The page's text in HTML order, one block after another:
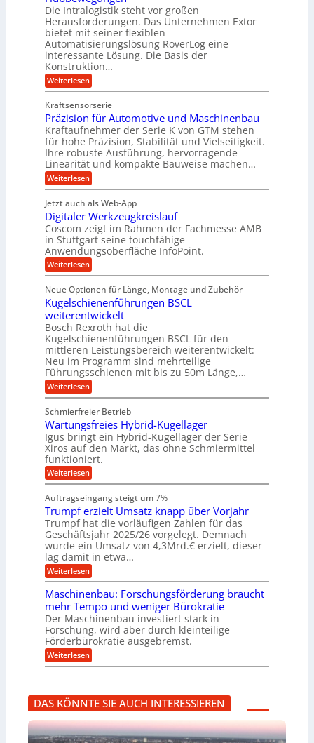
i
m
V
e
r
g
l
e
c
h
K
u
g
e
l
g
e
w
n
d
e
t
r
i
e
b
e
f
ü
r
r
a
u
e
U
m
g
e
b
u
n
g
e
n
t
U
m
s
a
t
z
u
n
d
A
u
f
t
g
s
e
i
n
g
a
n
g
h
e
n
a
u
c
h
i
n
Z
e
e
n
v
o
n
K
I
w
i
c
h
t
i
g
e
a
l
s
M
a
s
c
h
i
n
e
n
Die Intralogistik steht vor großen
Herausforderungen. Das Unternehmen Extor
bietet mit seiner flexiblen
Automatisierungslösung RoverLog eine
interessante Lösung. Die Basis der
Konstruktion…
Weiterlesen:
Z
h
n
s
t
a
n
g
e
n
e
t
r
i
e
b
e
f
r
p
r
ä
z
i
s
e
H
u
b
e
w
e
g
u
n
g
e
Kraftsensorserie
Präzision für Automotive und Maschinenbau
Kraftaufnehmer der Serie K von GTM stehen
für hohe Präzision, Stabilität und Vielseitigkeit.
Ihre robuste Ausführung, hervorragende
Linearität und kompakte Bauweise machen…
Weiterlesen:
P
ä
z
i
s
i
o
n
f
r
A
u
t
o
m
o
t
i
v
e
n
d
M
a
s
c
h
i
e
n
b
a
u
Jetzt auch als Web-App
Digitaler Werkzeugkreislauf
Coscom zeigt im Rahmen der Fachmesse AMB
in Stuttgart seine touchfähige
Anwendungsoberfläche InfoPoint.
Weiterlesen:
D
g
i
t
a
l
e
r
W
e
r
k
z
e
u
g
k
r
e
i
s
a
u
f
Neue Optionen für Länge, Montage und Zubehör
Kugelschienenführungen BSCL
weiterentwickelt
Bosch Rexroth hat die
Kugelschienenführungen BSCL für den
mittleren Leistungsbereich weiterentwickelt:
Neu im Programm sind mehrteilige
Führungsschienen mit bis zu 50m Länge,…
Weiterlesen:
K
g
e
l
s
c
h
i
e
e
n
f
ü
h
r
u
n
g
e
B
S
C
L
w
e
i
r
e
n
t
w
Schmierfreier Betrieb
Wartungsfreies Hybrid-Kugellager
Igus bringt ein Hybrid-Kugellager der Serie
Xiros auf den Markt, das ohne Schmiermittel
funktioniert.
Weiterlesen:
W
r
t
u
n
g
s
r
e
i
e
s
H
y
b
r
i
d
u
g
e
l
l
Auftragseingang steigt um 7%
Trumpf erzielt Umsatz knapp über Vorjahr
Trumpf hat die vorläufigen Zahlen für das
Geschäftsjahr 2025/26 vorgelegt. Demnach
wurde ein Umsatz von 4,3Mrd.€ erzielt, dieser
lag damit in etwa…
Weiterlesen:
T
u
m
p
f
e
r
z
i
t
U
s
a
Maschinenbau: Forschungsförderung braucht
mehr Tempo und weniger Bürokratie
Der Maschinenbau investiert stark in
Forschung, wird aber durch kleinteilige
Förderbürokratie ausgebremst.
Weiterlesen:
M
c
h
i
n
e
DAS KÖNNTE SIE AUCH INTERESSIEREN